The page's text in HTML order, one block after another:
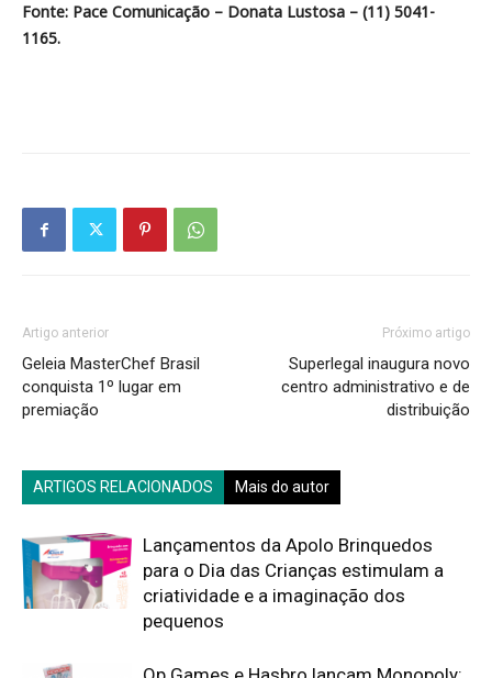
Fonte: Pace Comunicação – Donata Lustosa – (11) 5041-
1165.
Artigo anterior
Geleia MasterChef Brasil
conquista 1º lugar em
premiação
Próximo artigo
Superlegal inaugura novo
centro administrativo e de
distribuição
ARTIGOS RELACIONADOS Mais do autor
Lançamentos da Apolo Brinquedos
para o Dia das Crianças estimulam a
criatividade e a imaginação dos
pequenos